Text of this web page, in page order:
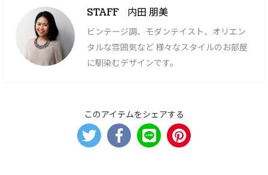
STAFF 内田 朋美
ビンテージ調、モダンテイスト、オリエン
タルな雰囲気など 様々なスタイルのお部屋
に馴染むデザインです。
このアイテムをシェアする